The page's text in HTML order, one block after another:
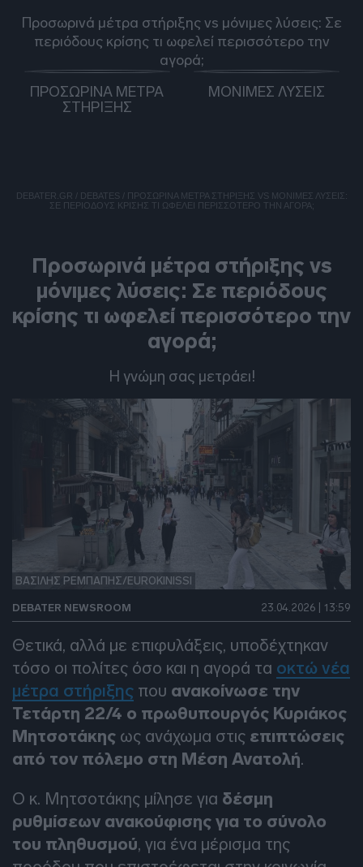
Προσωρινά μέτρα στήριξης vs μόνιμες λύσεις: Σε
περιόδους κρίσης τι ωφελεί περισσότερο την
αγορά;
ΠΡΟΣΩΡΙΝΑ ΜΕΤΡΑ
ΣΤΗΡΙΞΗΣ
ΜΟΝΙΜΕΣ ΛΥΣΕΙΣ
DEBATER.GR / DEBATES / ΠΡΟΣΩΡΙΝΆ ΜΈΤΡΑ ΣΤΉΡΙΞΗΣ VS ΜΌΝΙΜΕΣ ΛΎΣΕΙΣ:
ΣΕ ΠΕΡΙΌΔΟΥΣ ΚΡΊΣΗΣ ΤΙ ΩΦΕΛΕΊ ΠΕΡΙΣΣΌΤΕΡΟ ΤΗΝ ΑΓΟΡΆ;
Προσωρινά μέτρα στήριξης vs
μόνιμες λύσεις: Σε περιόδους
κρίσης τι ωφελεί περισσότερο την
αγορά;
Η γνώμη σας μετράει!
ΒΑΣΙΛΗΣ ΡΕΜΠΑΠΗΣ/EUROKINISSI
DEBATER NEWSROOM 23.04.2026 | 13:59
Θετικά, αλλά με επιφυλάξεις, υποδέχτηκαν
τόσο οι πολίτες όσο και η αγορά τα οκτώ νέα
μέτρα στήριξης που ανακοίνωσε την
Τετάρτη 22/4 ο πρωθυπουργός Κυριάκος
Μητσοτάκης ως ανάχωμα στις επιπτώσεις
από τον πόλεμο στη Μέση Ανατολή.
Ο κ. Μητσοτάκης μίλησε για δέσμη
ρυθμίσεων ανακούφισης για το σύνολο
του πληθυσμού, για ένα μέρισμα της